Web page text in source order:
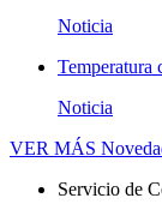
Noticia
Temperatura
Noticia
VER MÁS
Servicio de